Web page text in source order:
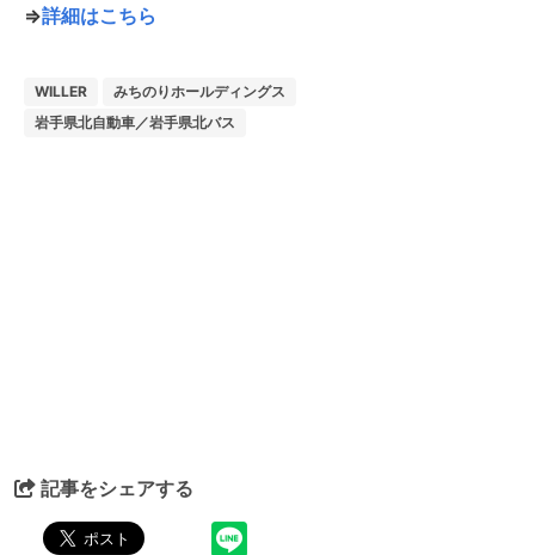
⇒詳細はこちら
WILLER
みちのりホールディングス
岩手県北自動車／岩手県北バス
記事をシェアする